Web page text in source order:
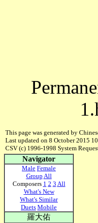
This page was generated by
Last updated on 8 October 2015
CSV (c) 1996-1998 System
Navigator
Male Female
Group All
Composers 1 2 3 All
What's New
What's Similar
Duets Mobile
羅大佑